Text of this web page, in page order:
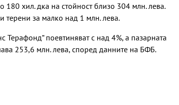
хил. дка на стойност близо 304 млн. лева.
за малко над 1 млн. лева.
Терафонд“ поевтиняват с над 4%, а пазарната
253,6 млн. лева, според данните на БФБ.
ЦСКА удари с 3:0